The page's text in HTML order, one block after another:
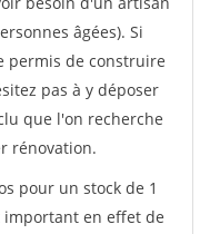
âgées). Si
permis de construire
pas à y déposer
que l'on recherche
rénovation.
pour un stock de 1
important en effet de